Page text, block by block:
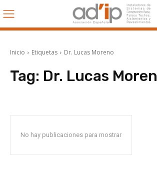
Inicio Etiquetas Dr. Lucas Moreno
Tag: Dr. Lucas
No hay publicaciones para mostrar